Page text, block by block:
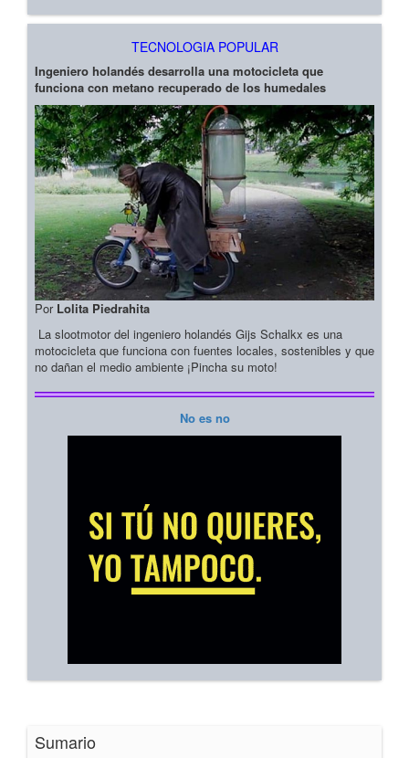
TECNOLOGIA POPULAR
Ingeniero holandés desarrolla una motocicleta que
funciona con metano recuperado de los humedales
Por Lolita Piedrahita
La slootmotor del ingeniero holandés Gijs Schalkx es una
motocicleta que funciona con fuentes locales, sostenibles y que
no dañan el medio ambiente ¡Pincha su moto!
No es no
Sumario